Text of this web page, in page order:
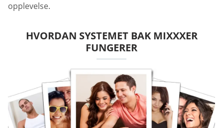
opplevelse.
HVORDAN SYSTEMET BAK MIXXXER
FUNGERER